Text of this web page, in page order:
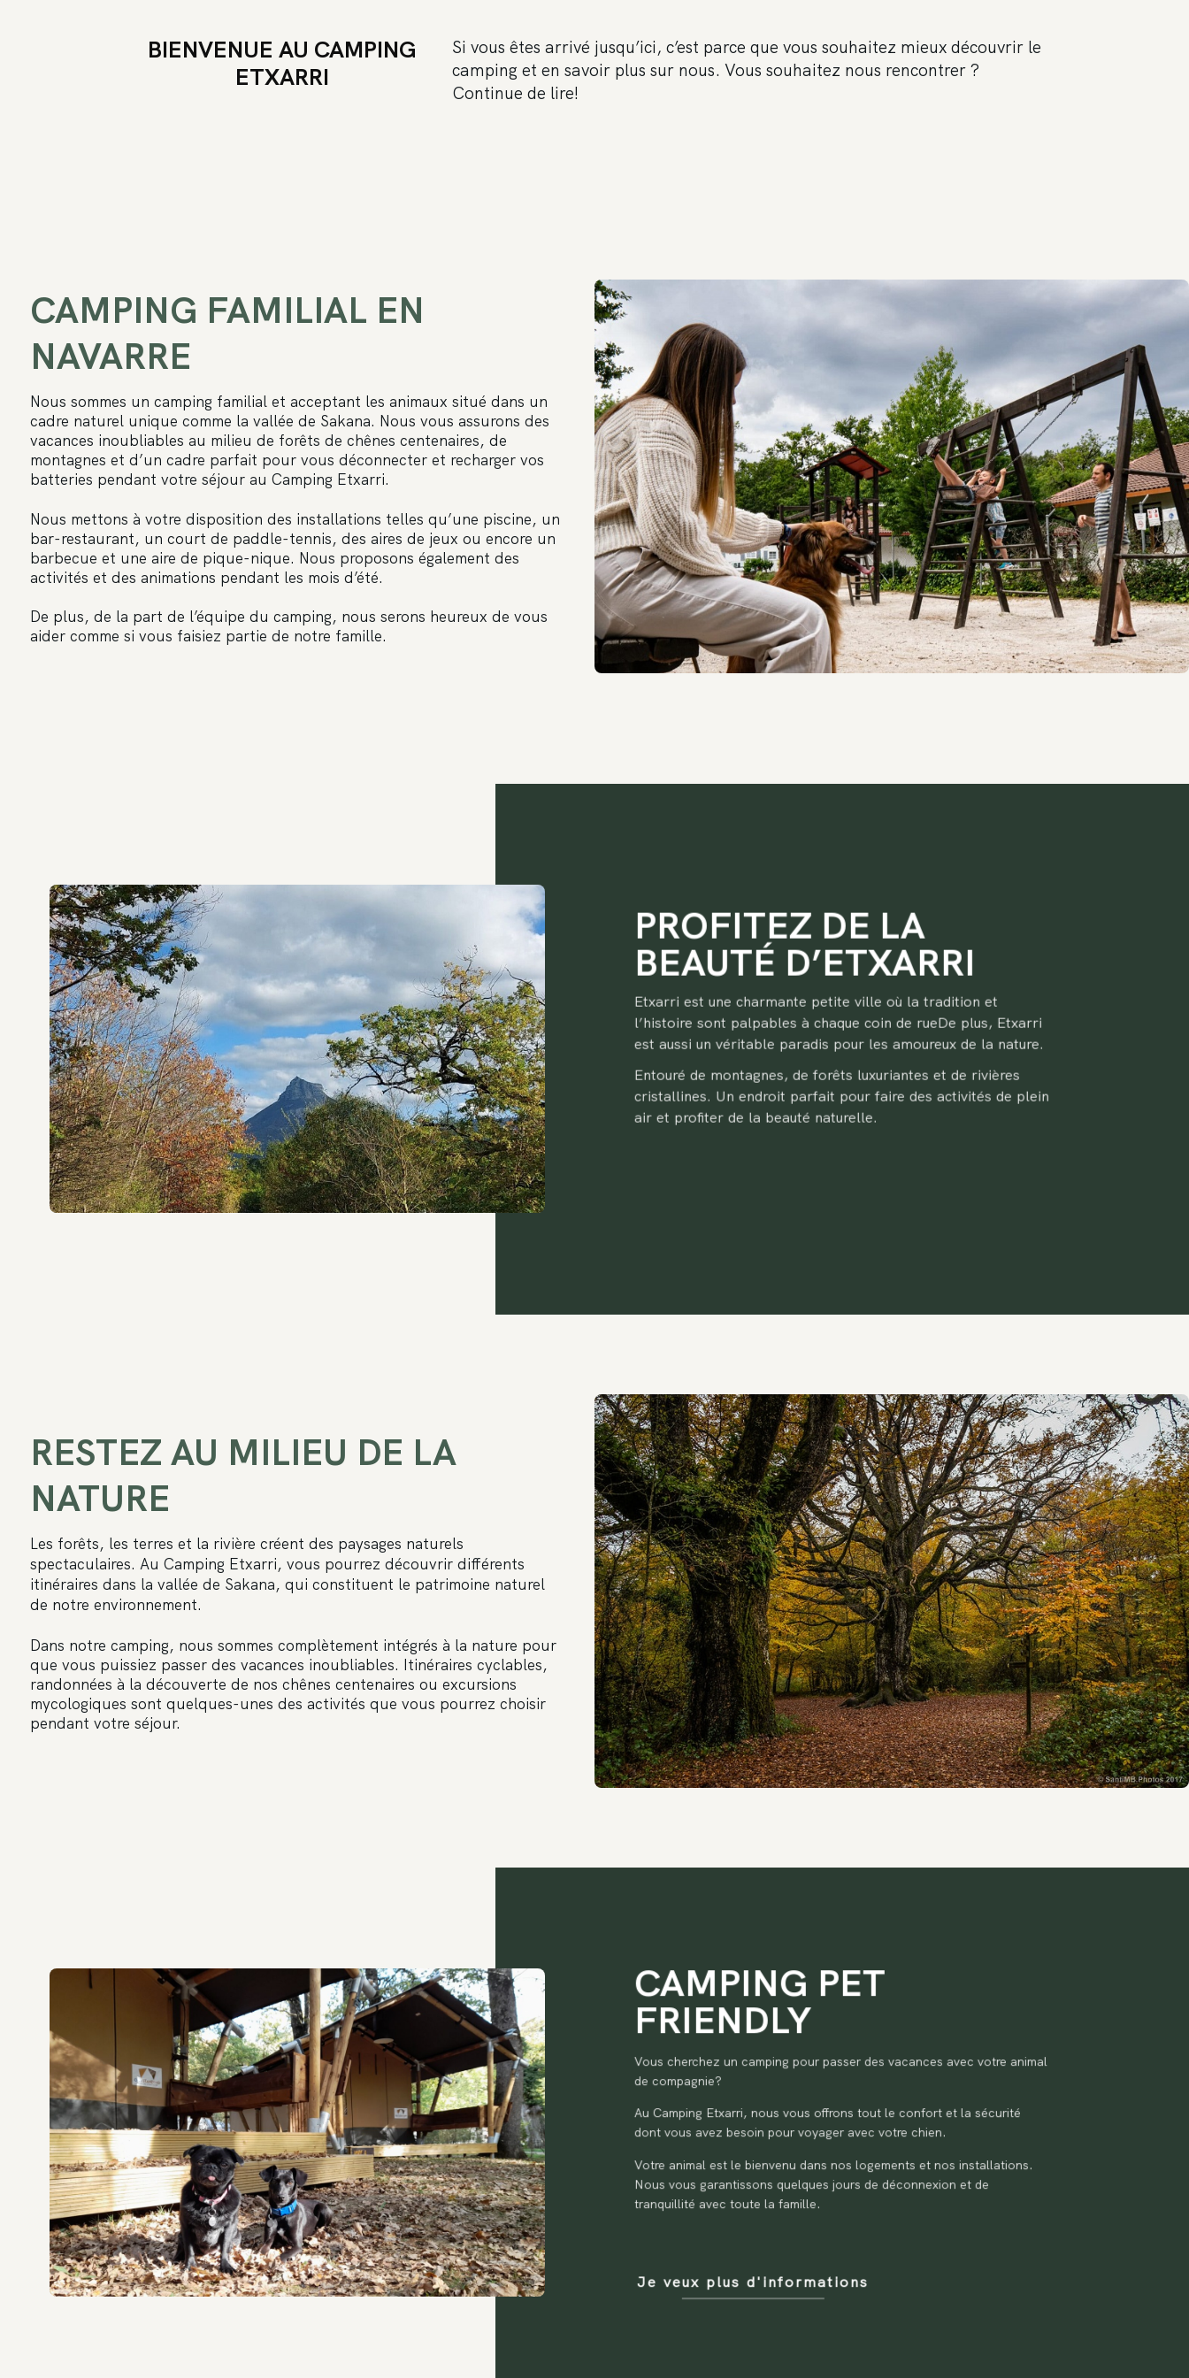
BIENVENUE AU CAMPING
ETXARRI
Si vous êtes arrivé jusqu’ici, c’est parce que vous souhaitez mieux découvrir le
camping et en savoir plus sur nous. Vous souhaitez nous rencontrer ?
Continue de lire!
CAMPING FAMILIAL EN
NAVARRE
Nous sommes un camping familial et acceptant les animaux situé dans un
cadre naturel unique comme la vallée de Sakana. Nous vous assurons des
vacances inoubliables au milieu de forêts de chênes centenaires, de
montagnes et d’un cadre parfait pour vous déconnecter et recharger vos
batteries pendant votre séjour au Camping Etxarri.
Nous mettons à votre disposition des installations telles qu’une piscine, un
bar-restaurant, un court de paddle-tennis, des aires de jeux ou encore un
barbecue et une aire de pique-nique. Nous proposons également des
activités et des animations pendant les mois d’été.
De plus, de la part de l’équipe du camping, nous serons heureux de vous
aider comme si vous faisiez partie de notre famille.
PROFITEZ DE LA
BEAUTÉ D’ETXARRI
Etxarri est une charmante petite ville où la tradition et
l’histoire sont palpables à chaque coin de rueDe plus, Etxarri
est aussi un véritable paradis pour les amoureux de la nature.
Entouré de montagnes, de forêts luxuriantes et de rivières
cristallines. Un endroit parfait pour faire des activités de plein
air et profiter de la beauté naturelle.
RESTEZ AU MILIEU DE LA
NATURE
Les forêts, les terres et la rivière créent des paysages naturels
spectaculaires. Au Camping Etxarri, vous pourrez découvrir différents
itinéraires dans la vallée de Sakana, qui constituent le patrimoine naturel
de notre environnement.
Dans notre camping, nous sommes complètement intégrés à la nature pour
que vous puissiez passer des vacances inoubliables. Itinéraires cyclables,
randonnées à la découverte de nos chênes centenaires ou excursions
mycologiques sont quelques-unes des activités que vous pourrez choisir
pendant votre séjour.
CAMPING PET
FRIENDLY
Vous cherchez un camping pour passer des vacances avec votre animal
de compagnie?
Au Camping Etxarri, nous vous offrons tout le confort et la sécurité
dont vous avez besoin pour voyager avec votre chien.
Votre animal est le bienvenu dans nos logements et nos installations.
Nous vous garantissons quelques jours de déconnexion et de
tranquillité avec toute la famille.
Je veux plus d'informations